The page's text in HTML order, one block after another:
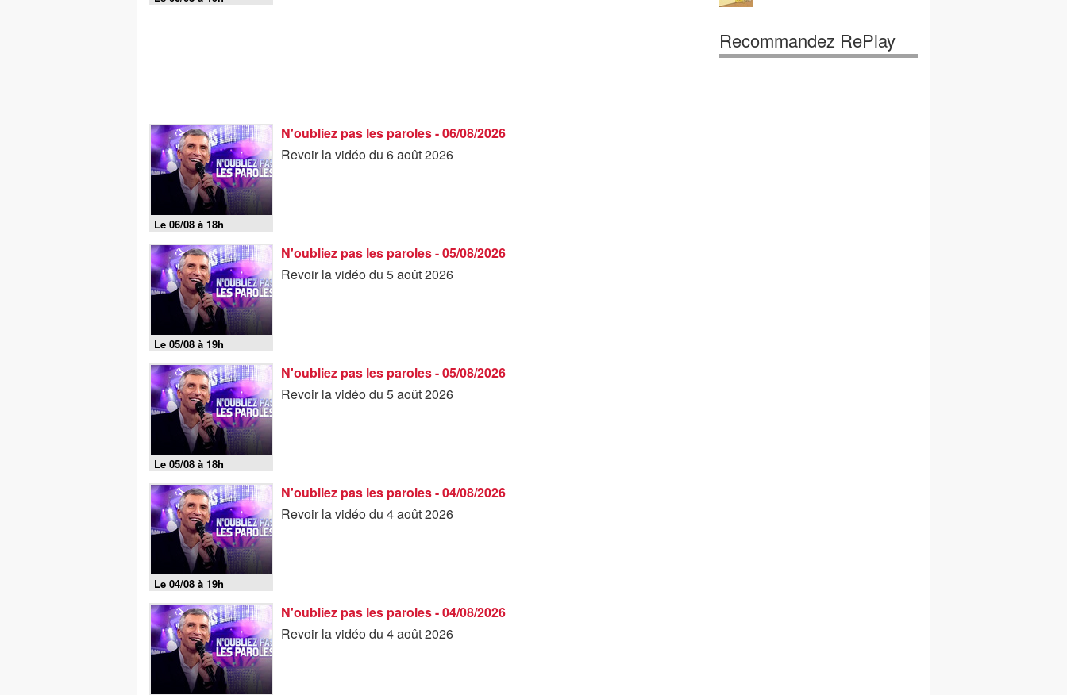
Le 06/08 à 18h
N'oubliez pas les paroles - 06/08/2026
Revoir la vidéo du 6 août 2026
Le 05/08 à 19h
N'oubliez pas les paroles - 05/08/2026
Revoir la vidéo du 5 août 2026
Le 05/08 à 18h
N'oubliez pas les paroles - 05/08/2026
Revoir la vidéo du 5 août 2026
Le 04/08 à 19h
N'oubliez pas les paroles - 04/08/2026
Revoir la vidéo du 4 août 2026
N'oubliez pas les paroles - 04/08/2026
Revoir la vidéo du 4 août 2026
Recommandez RePlay